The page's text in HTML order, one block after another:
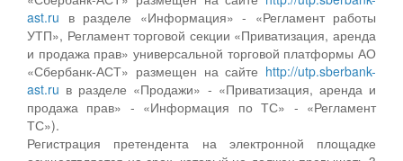
ast.ru в разделе «Информация» - «Регламент работы
УТП», Регламент торговой секции «Приватизация, аренда
и продажа прав» универсальной торговой платформы АО
«Сбербанк-АСТ» размещен на сайте http://utp.sberbank-
ast.ru в разделе «Продажи» - «Приватизация, аренда и
продажа прав» - «Информация по ТС» - «Регламент
ТС»).
Регистрация претендента на электронной площадке